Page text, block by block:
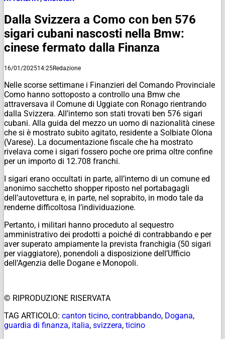
Dalla Svizzera a Como con ben 576
sigari cubani nascosti nella Bmw:
cinese fermato dalla Finanza
16/01/202514:25Redazione
Nelle scorse settimane i Finanzieri del Comando Provinciale
Como hanno sottoposto a controllo una Bmw che
attraversava il Comune di Uggiate con Ronago rientrando
dalla Svizzera. All’interno son stati trovati ben 576 sigari
cubani. Alla guida del mezzo un uomo di nazionalità cinese
che si è mostrato subito agitato, residente a Solbiate Olona
(Varese). La documentazione fiscale che ha mostrato
rivelava come i sigari fossero poche ore prima oltre confine
per un importo di 12.708 franchi.
I sigari erano occultati in parte, all’interno di un comune ed
anonimo sacchetto shopper riposto nel portabagagli
dell’autovettura e, in parte, nel soprabito, in modo tale da
renderne difficoltosa l’individuazione.
Pertanto, i militari hanno proceduto al sequestro
amministrativo dei prodotti a poiché di contrabbando e per
aver superato ampiamente la prevista franchigia (50 sigari
per viaggiatore), ponendoli a disposizione dell’Ufficio
dell’Agenzia delle Dogane e Monopoli.
© RIPRODUZIONE RISERVATA
TAG ARTICOLO: canton ticino, contrabbando, Dogana,
guardia di finanza, italia, svizzera, ticino